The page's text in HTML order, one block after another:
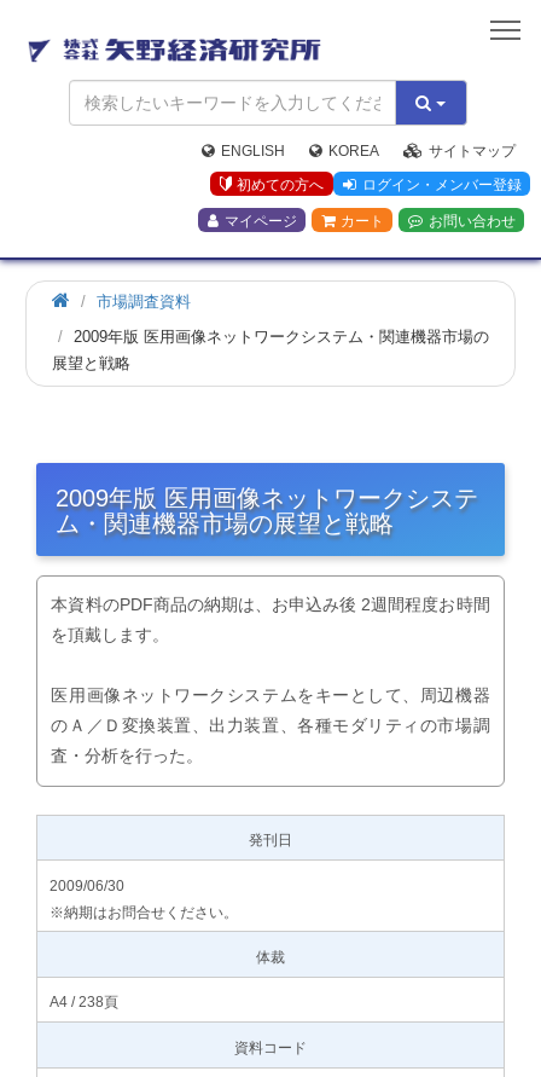
矢
野
経
済
研
究
所
ENGLISH KOREA
サイトマップ
初めての方へ
ログイン・メンバー登録
マイページ カート お問い合わせ
市場調査資料
2009年版 医用画像ネットワークシステム・関連機器市場の
展望と戦略
2009年版 医用画像ネットワークシステ
ム・関連機器市場の展望と戦略
本資料のPDF商品の納期は、お申込み後 2週間程度お時間
を頂戴します。
医用画像ネットワークシステムをキーとして、周辺機器
のＡ／Ｄ変換装置、出力装置、各種モダリティの市場調
査・分析を行った。
発刊日
2009/06/30
※納期はお問合せください。
体裁
A4 / 238頁
資料コード